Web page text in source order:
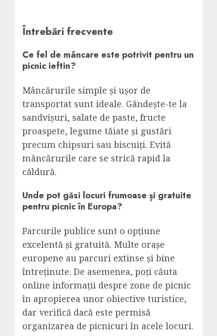
Întrebări frecvente
Ce fel de mâncare este potrivit pentru un
picnic ieftin?
Mâncărurile simple și ușor de
transportat sunt ideale. Gândește-te la
sandvișuri, salate de paste, fructe
proaspete, legume tăiate și gustări
precum chipsuri sau biscuiți. Evită
mâncărurile care se strică rapid la
căldură.
Unde pot găsi locuri frumoase și gratuite
pentru picnic în Europa?
Parcurile publice sunt o opțiune
excelentă și gratuită. Multe orașe
europene au parcuri extinse și bine
întreținute. De asemenea, poți căuta
online informații despre zone de picnic
în apropierea unor obiective turistice,
dar verifică dacă este permisă
organizarea de picnicuri în acele locuri.